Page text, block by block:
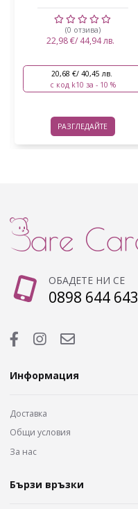
(0 отзива)
22,98 €/ 44,94 лв.
20,68 €/ 40,45 лв.
с код k10 за - 10 %
РАЗГЛЕДАЙТЕ
ОБАДЕТЕ НИ СЕ
0898 644 643
Информация
Доставка
Общи условия
За нас
Бързи връзки